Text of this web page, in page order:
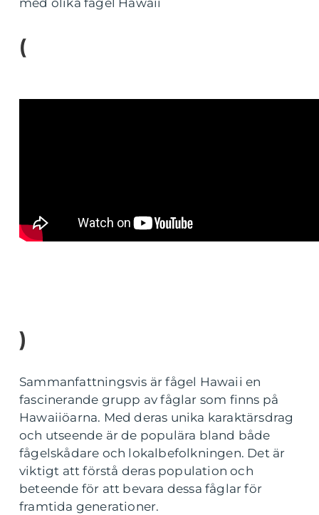
med olika fågel Hawaii
(
)
Sammanfattningsvis är fågel Hawaii en
fascinerande grupp av fåglar som finns på
Hawaiiöarna. Med deras unika karaktärsdrag
och utseende är de populära bland både
fågelskådare och lokalbefolkningen. Det är
viktigt att förstå deras population och
beteende för att bevara dessa fåglar för
framtida generationer.